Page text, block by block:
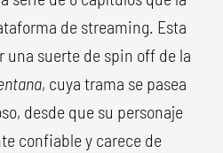
de streaming. Esta
una suerte de spin off de la
, cuya trama se pasea
desde que su personaje
confiable y carece de